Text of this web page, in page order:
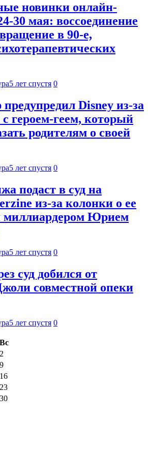
новинки онлайн-
30 мая: воссоединение
в 90-е,
5 лет спустя 0
Disney из-за
героем-геем, который
родителям о своей
5 лет спустя 0
подаст в суд на
из-за колонки о ее
миллиардером Юрием
5 лет спустя 0
суд добился от
совместной опеки
5 лет спустя 0
Вс
2
9
16
23
30